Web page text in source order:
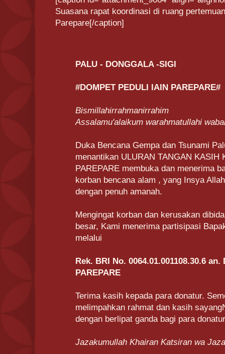
Suasana rapat koordinasi di ruang
Parepare[/caption]
PALU - DONGGALA -SIGI
#DOMPET PEDULI IAIN PAREPARE#
Bismillahirrahmanirrahim
Assalamu'alaikum warahmatullahi
Duka Bencana Gempa dan Tsunami
menantikan ULURAN TANGAN KASIH
PAREPARE membuka dan menerima
korban bencana alam , yang Insya
dengan penuh amanah.
Mengingat korban dan kerusakan
besar, Kami menerima partisipasi
melalui
Rek. BRI No. 0064.01.001108.30.6
PAREPARE
Terima kasih kepada para donatur.
melimpahkan rahmat dan kasih
dengan berlipat ganda bagi para
Jazakumullah Khairan Katsiran wa